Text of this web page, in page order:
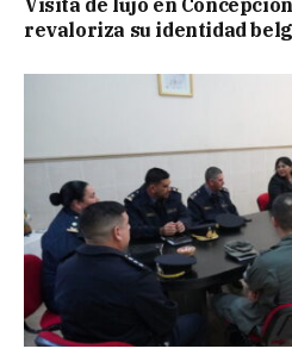
revaloriza su identidad